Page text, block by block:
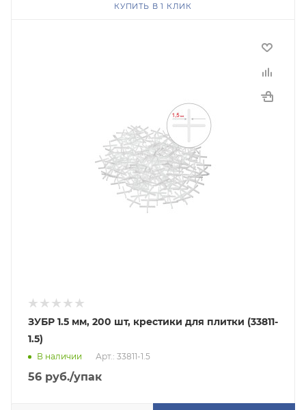
КУПИТЬ В 1 КЛИК
ЗУБР 1.5 мм, 200 шт, крестики для плитки (33811-
1.5)
В наличии Арт.: 33811-1.5
56 руб./упак